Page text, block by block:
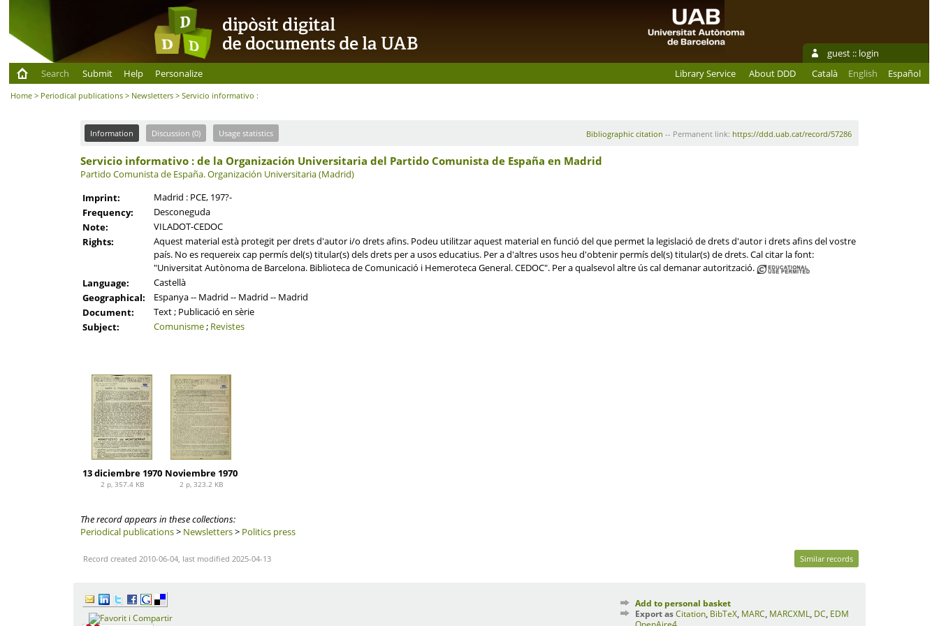
guest :: login
Search
Submit Help Personalize Library Service About DDD Català English Español
Home > Periodical publications > Newsletters > Servicio informativo :
Information Discussion (0) Usage statistics Bibliographic citation -- Permanent link: https://ddd.uab.cat/record/57286
Servicio informativo : de la Organización Universitaria del Partido Comunista de España en Madrid
Partido Comunista de España.Organización Universitaria (Madrid)
Imprint:
Madrid : PCE, 197?-
Frequency:
Desconeguda
Note:
VILADOT-CEDOC
Rights:
Aquest material està protegit per drets d'autor i/o drets afins. Podeu utilitzar aquest material en funció del que permet la legislació de drets d'autor i drets afins del vostre
país. No es requereix cap permís del(s) titular(s) dels drets per a usos educatius. Per a d'altres usos heu d'obtenir permís del(s) titular(s) de drets. Cal citar la font:
"Universitat Autònoma de Barcelona. Biblioteca de Comunicació i Hemeroteca General. CEDOC". Per a qualsevol altre ús cal demanar autorització.
Language:
Castellà
Geographical:
Espanya -- Madrid -- Madrid -- Madrid
Document:
Text ; Publicació en sèrie
Subject:
Comunisme; Revistes
13 diciembre 1970
2 p, 357.4 KB
Noviembre 1970
2 p, 323.2 KB
The record appears in these collections:
Periodical publications> Newsletters> Politics press
Record created 2010-06-04, last modified 2025-04-13 Similar records
Add to personal basket
Export asCitation BibTeX MARC MARCXML DC EDM